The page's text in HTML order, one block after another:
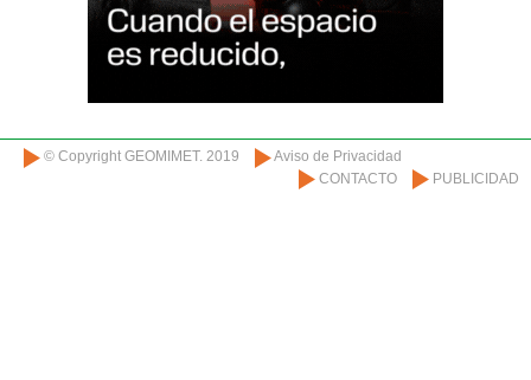
© Copyright GEOMIMET. 2019
Aviso de Privacidad
CONTACTO
PUBLICIDAD